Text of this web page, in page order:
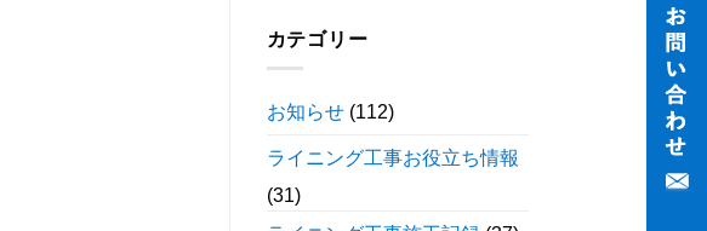
カテゴリー
お知らせ(112)
ライニング工事お役立ち情報
(31)